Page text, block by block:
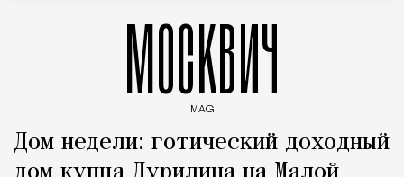
МОСКВИЧ
MAG
Дом недели: готический доходный